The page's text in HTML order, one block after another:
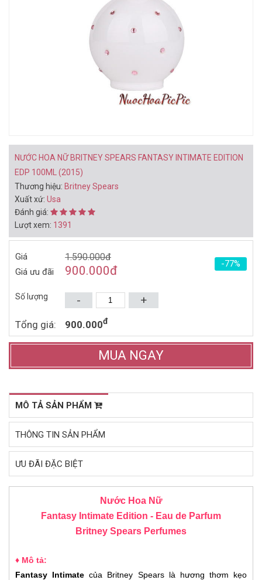
NƯỚC HOA NỮ BRITNEY SPEARS FANTASY INTIMATE EDITION
EDP 100ML (2015)
Thương hiệu: Britney Spears
Xuất xứ: Usa
Đánh giá:
Lượt xem: 1391
Giá 1.590.000đ
Giá ưu đãi 900.000đ -77%
Số lượng +
-
Tổng giá: 900.000đ
MUA NGAY
BẠN CÓ THỂ THÍCH
Mua ngay
NƯỚC HOA NAM PRADA
LUNA ROSSA EXTREME
Mua ngay
NƯỚC HOA NỮ GUERLAIN
(1989)
3.380.000đ 1.884.000đ
NƯỚC HOA NỮ GUERLAIN
1.364.000đ
MÔ TẢ SẢN PHẨM
THÔNG TIN SẢN PHẨM
ƯU ĐÃI ĐẶC BIỆT
Nước Hoa Nữ
Fantasy Intimate Edition - Eau de Parfum
Britney Spears Perfumes
♦ Mô tả:
Fantasy Intimate của Britney Spears là hương thơm kẹo